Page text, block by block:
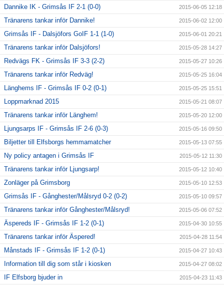
Dannike IK - Grimsås IF 2-1 (0-0) 2015-06-05 12:18
Tränarens tankar inför Dannike! 2015-06-02 12:00
Grimsås IF - Dalsjöfors GoIF 1-1 (1-0) 2015-06-01 20:21
Tränarens tankar inför Dalsjöfors! 2015-05-28 14:27
Redvägs FK - Grimsås IF 3-3 (2-2) 2015-05-27 10:26
Tränarens tankar inför Redväg! 2015-05-25 16:04
Länghems IF - Grimsås IF 0-2 (0-1) 2015-05-25 15:51
Loppmarknad 2015 2015-05-21 08:07
Tränarens tankar inför Länghem! 2015-05-20 12:00
Ljungsarps IF - Grimsås IF 2-6 (0-3) 2015-05-16 09:50
Biljetter till Elfsborgs hemmamatcher 2015-05-13 07:55
Ny policy antagen i Grimsås IF 2015-05-12 11:30
Tränarens tankar inför Ljungsarp! 2015-05-12 10:40
Zonläger på Grimsborg 2015-05-10 12:53
Grimsås IF - Gånghester/Målsryd 0-2 (0-2) 2015-05-10 09:57
Tränarens tankar inför Gånghester/Målsryd! 2015-05-06 07:52
Äspereds IF - Grimsås IF 1-2 (0-1) 2015-04-30 10:55
Tränarens tankar inför Äspered! 2015-04-28 11:54
Månstads IF - Grimsås IF 1-2 (0-1) 2015-04-27 10:43
Information till dig som står i kiosken 2015-04-27 08:02
IF Elfsborg bjuder in 2015-04-23 11:43